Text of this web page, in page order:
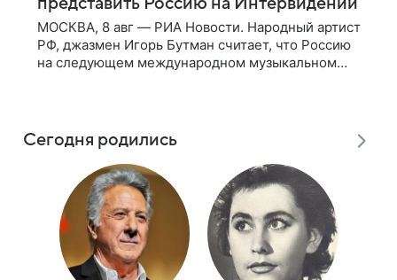
МОСКВА, 8 авг — РИА Новости. Народный артист
РФ, джазмен Игорь Бутман считает, что Россию
на следующем международном музыкальном
Сегодня родились